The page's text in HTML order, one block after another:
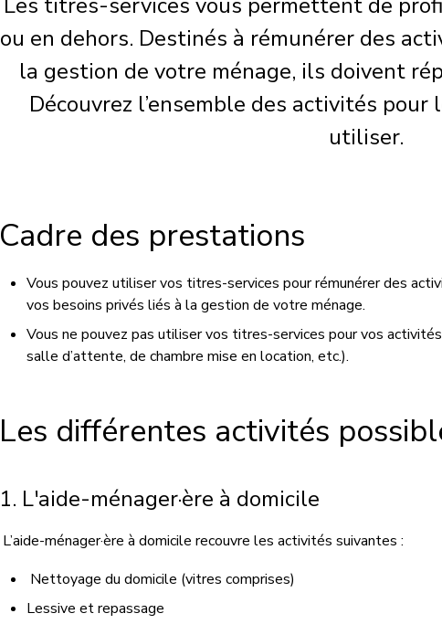
ou en dehors. Destinés à rémunérer des
la gestion de votre ménage, ils doivent
Découvrez l’ensemble des activités
utiliser.
Cadre des prestations
Vous pouvez utiliser vos titres-services pour rémunérer des
vos besoins privés liés à la gestion de votre ménage.
Vous ne pouvez pas utiliser vos titres-services pour vos
salle d’attente, de chambre mise en location, etc.).
Les différentes activités
1. L'aide-ménager·ère à domicile
L’aide-ménager·ère à domicile recouvre les activités suivantes :
Nettoyage du domicile (vitres comprises)
Lessive et repassage